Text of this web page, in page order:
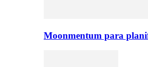
Moonmentum para